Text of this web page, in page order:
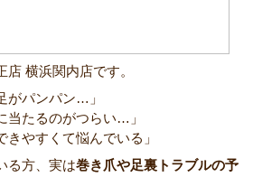
横浜関内店です。
がパンパン…」
当たるのがつらい…」
きやすくて悩んでいる」
る方、実は巻き爪や足裏トラブルの予